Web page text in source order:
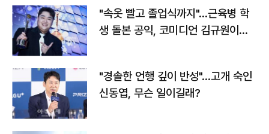
"속옷 빨고 졸업식까지"…근육병 학
생 돌본 공익, 코미디언 김규원이었
"경솔한 언행 깊이 반성"…고개 숙인
신동엽, 무슨 일이길래?